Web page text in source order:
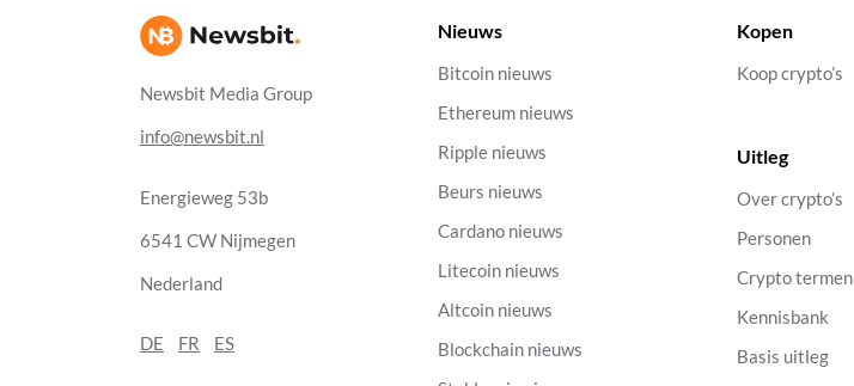
Newsbit Media Group
info@newsbit.nl
Energieweg 53b
6541 CW Nijmegen
Nederland
DE FR ES
Nieuws
Bitcoin nieuws
Ethereum nieuws
Ripple nieuws
Beurs nieuws
Cardano nieuws
Litecoin nieuws
Altcoin nieuws
Blockchain nieuws
Kopen
Koop crypto’s
Uitleg
Over crypto’s
Personen
Crypto termen
Kennisbank
Basis uitleg